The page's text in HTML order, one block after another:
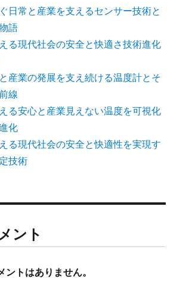
日常と産業を支えるセンサー技術と
語
る現代社会の安全と快適さ技術進化
産業の発展を支え続ける温度計とそ
線
る安心と産業見えない温度を可視化
化
る現代社会の安全と快適性を実現す
技術
ント
トはありません。